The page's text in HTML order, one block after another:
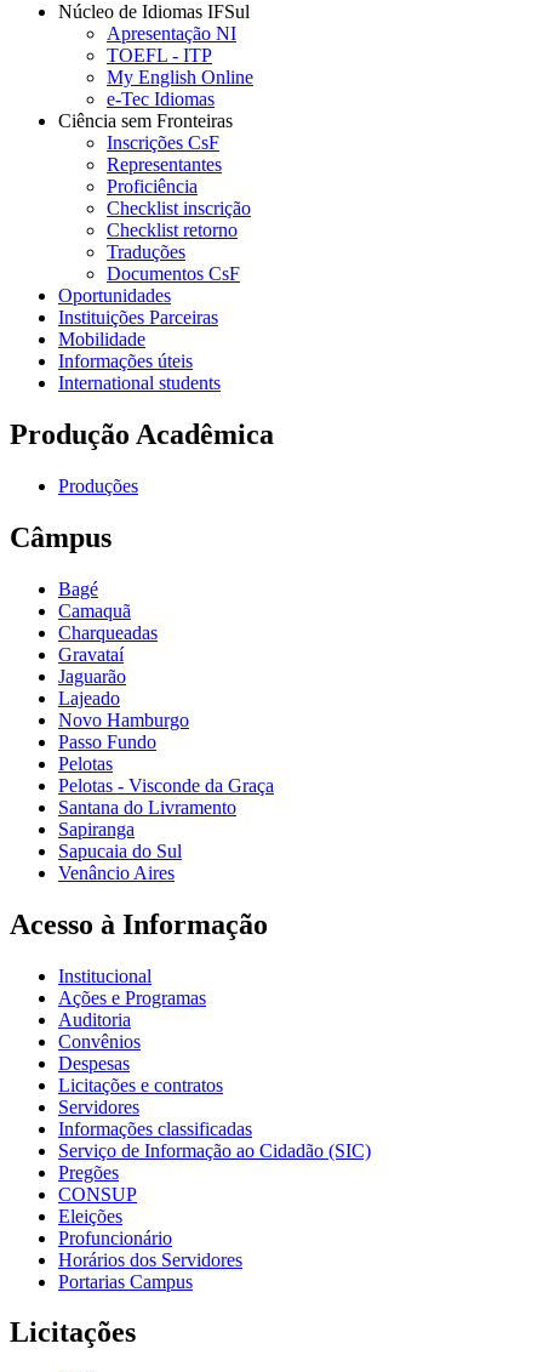
Núcleo de Idiomas IFSul
Apresentação NI
TOEFL - ITP
My English Online
e-Tec Idiomas
Ciência sem Fronteiras
Inscrições CsF
Representantes
Proficiência
Checklist inscrição
Checklist retorno
Traduções
Documentos CsF
Oportunidades
Instituições Parceiras
Mobilidade
Informações úteis
International students
Produção Acadêmica
Produções
Câmpus
Bagé
Camaquã
Charqueadas
Gravataí
Jaguarão
Lajeado
Novo Hamburgo
Passo Fundo
Pelotas
Pelotas - Visconde da Graça
Santana do Livramento
Sapiranga
Sapucaia do Sul
Venâncio Aires
Acesso à Informação
Institucional
Ações e Programas
Auditoria
Convênios
Despesas
Licitações e contratos
Servidores
Informações classificadas
Serviço de Informação ao Cidadão (SIC)
Pregões
CONSUP
Eleições
Profuncionário
Horários dos Servidores
Portarias Campus
Licitações